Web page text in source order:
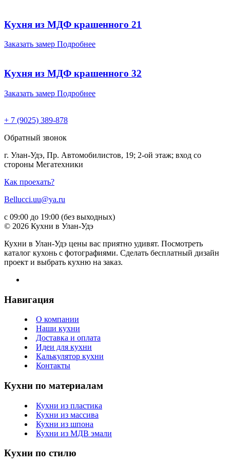
Кухня из МДФ крашенного 21
Заказать замер Подробнее
Кухня из МДФ крашенного 32
Заказать замер Подробнее
+ 7 (9025) 389-878
Обратный звонок
г. Улан-Удэ, Пр. Автомобилистов, 19; 2-ой этаж; вход со
стороны Мегатехники
Как проехать?
Bellucci.uu@ya.ru
с 09:00 до 19:00 (без выходных)
© 2026 Кухни в Улан-Удэ
Кухни в Улан-Удэ цены вас приятно удивят. Посмотреть
каталог кухонь с фотографиями. Сделать бесплатный дизайн
проект и выбрать кухню на заказ.
Навигация
О компании
Наши кухни
Доставка и оплата
Идеи для кухни
Калькулятор кухни
Контакты
Кухни по материалам
Кухни из пластика
Кухни из массива
Кухни из шпона
Кухни из МДВ эмали
Кухни по стилю